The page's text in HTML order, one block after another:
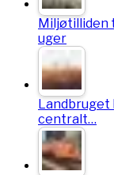
Miljøtilliden
uger
centralt…